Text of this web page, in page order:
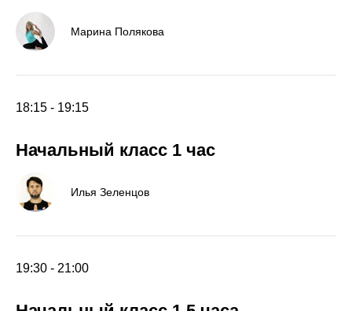
Марина Полякова
18:15 - 19:15
Начальный класс 1 час
Илья Зеленцов
19:30 - 21:00